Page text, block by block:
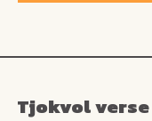
Tjokvol